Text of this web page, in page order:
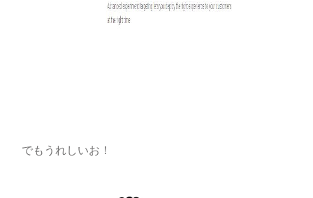
でもうれしいお！